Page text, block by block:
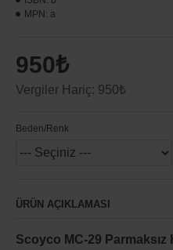
950₺
Vergiler Hariç: 950₺
MPN: a
Beden/Renk
ÜRÜN AÇIKLAMASI
Scoyco MC-29 Parmaksız